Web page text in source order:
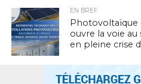
EN BREF
Photovoltaïque
ouvre la voie
en pleine crise